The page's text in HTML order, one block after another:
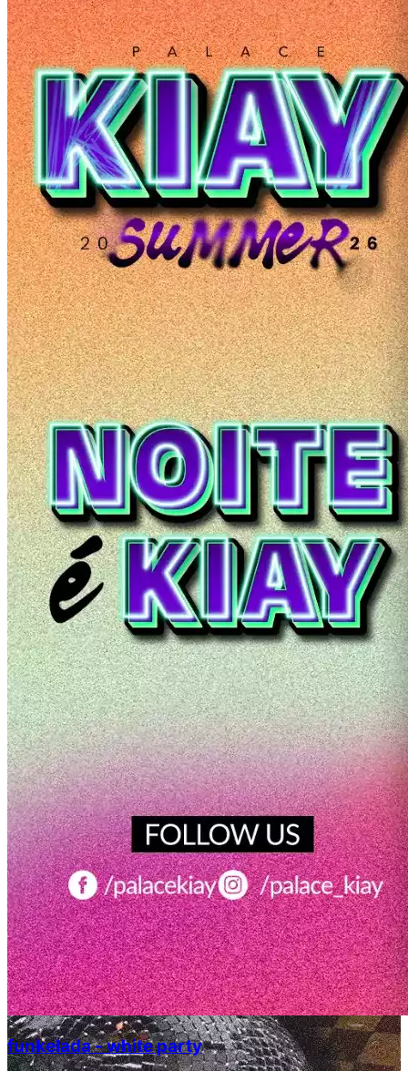
funkelada - white party